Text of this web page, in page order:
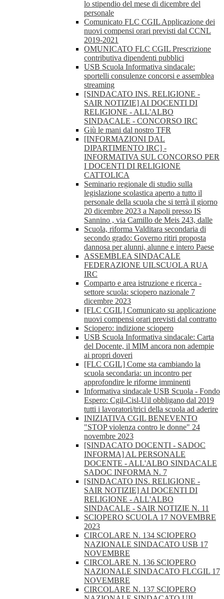
lo stipendio del mese di dicembre del
personale
Comunicato FLC CGIL Applicazione dei
nuovi compensi orari previsti dal CCNL
2019-2021
OMUNICATO FLC CGIL Prescrizione
contributiva dipendenti pubblici
USB Scuola Informativa sindacale:
sportelli consulenze concorsi e assemblea
streaming
[SINDACATO INS. RELIGIONE -
SAIR NOTIZIE] AI DOCENTI DI
RELIGIONE - ALL'ALBO
SINDACALE - CONCORSO IRC
Giù le mani dal nostro TFR
[INFORMAZIONI DAL
DIPARTIMENTO IRC] -
INFORMATIVA SUL CONCORSO PER
I DOCENTI DI RELIGIONE
CATTOLICA
Seminario regionale di studio sulla
legislazione scolastica aperto a tutto il
personale della scuola che si terrà il giorno
20 dicembre 2023 a Napoli presso IS
Sannino , via Camillo de Meis 243, dalle
Scuola, riforma Valditara secondaria di
secondo grado: Governo ritiri proposta
dannosa per alunni, alunne e intero Paese
ASSEMBLEA SINDACALE
FEDERAZIONE UILSCUOLA RUA
IRC
Comparto e area istruzione e ricerca -
settore scuola: sciopero nazionale 7
dicembre 2023
[FLC CGIL] Comunicato su applicazione
nuovi compensi orari previsti dal contratto
Sciopero: indizione sciopero
USB Scuola Informativa sindacale: Carta
del Docente, il MIM ancora non adempie
ai propri doveri
[FLC CGIL] Come sta cambiando la
scuola secondaria: un incontro per
approfondire le riforme imminenti
Informativa sindacale USB Scuola - Fondo
Espero: Cgil-Cisl-Uil obbligano dal 2019
tutti i lavoratori/trici della scuola ad aderire
INIZIATIVA CGIL BENEVENTO
"STOP violenza contro le donne" 24
novembre 2023
[SINDACATO DOCENTI - SADOC
INFORMA] AL PERSONALE
DOCENTE - ALL'ALBO SINDACALE
SADOC INFORMA N. 7
[SINDACATO INS. RELIGIONE -
SAIR NOTIZIE] AI DOCENTI DI
RELIGIONE - ALL'ALBO
SINDACALE - SAIR NOTIZIE N. 11
SCIOPERO SCUOLA 17 NOVEMBRE
2023
CIRCOLARE N. 134 SCIOPERO
NAZIONALE SINDACATO USB 17
NOVEMBRE
CIRCOLARE N. 136 SCIOPERO
NAZIONALE SINDACATO FLCGIL 17
NOVEMBRE
CIRCOLARE N. 137 SCIOPERO